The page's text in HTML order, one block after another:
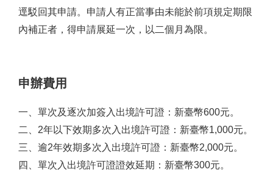
逕駁回其申請。申請人有正當事由未能於前項規定期限
內補正者，得申請展延一次，以二個月為限。
申辦費用
一、單次及逐次加簽入出境許可證：新臺幣600元。
二、2年以下效期多次入出境許可證：新臺幣1,000元。
三、逾2年效期多次入出境許可證：新臺幣2,000元。
四、單次入出境許可證證效延期：新臺幣300元。